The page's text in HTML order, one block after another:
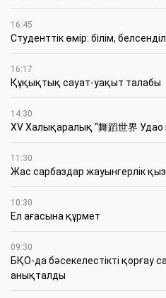
16:45
Студенттік өмір: білім,
16:17
Құқықтық сауат-уақыт талабы
14:30
XV Халықаралық “舞蹈世界
11:30
Жас сарбаздар жауынгерлік
10:30
Ел ағасына құрмет
09:30
БҚО-да бәсекелестікті қорғау
анықталды